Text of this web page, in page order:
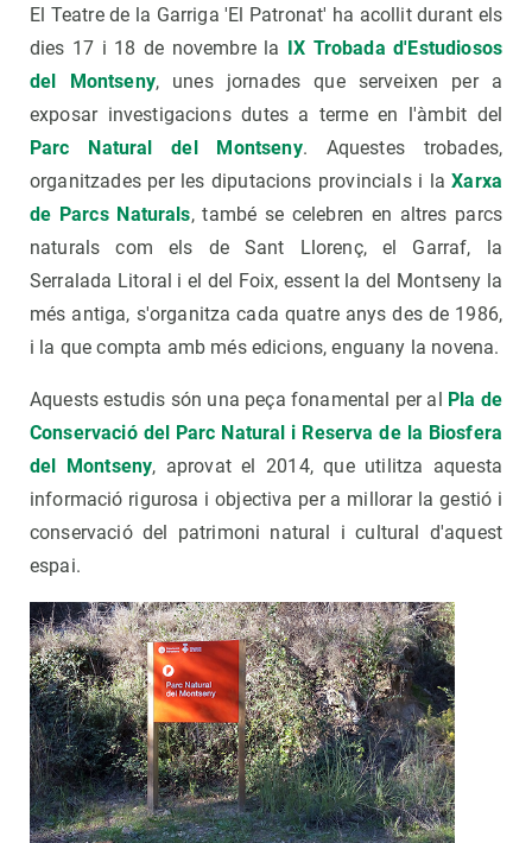
El Teatre de la Garriga 'El Patronat' ha acollit durant els
dies 17 i 18 de novembre la IX Trobada d'Estudiosos
del Montseny, unes jornades que serveixen per a
exposar investigacions dutes a terme en l'àmbit del
Parc Natural del Montseny. Aquestes trobades,
organitzades per les diputacions provincials i laXarxa
de Parcs Naturals, també se celebren en altres parcs
naturals com els de Sant Llorenç, el Garraf, la
Serralada Litoral i el del Foix, essent la del Montseny la
més antiga, s'organitza cada quatre anys des de 1986,
i la que compta amb més edicions, enguany la novena.
Aquests estudis són una peça fonamental per al Pla de
Conservació del Parc Natural i Reserva de la Biosfera
del Montseny, aprovat el 2014, que utilitza aquesta
informació rigurosa i objectiva per a millorar la gestió i
conservació del patrimoni natural i cultural d'aquest
espai.